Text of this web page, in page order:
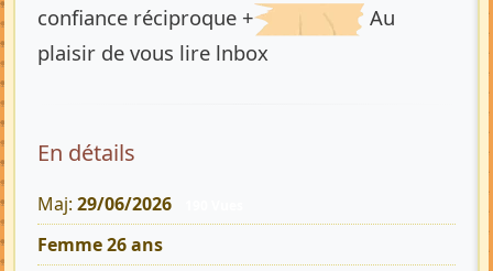
confiance réciproque +
Au
plaisir de vous lire lnbox
En détails
Maj: 29/06/2026
Femme 26 ans